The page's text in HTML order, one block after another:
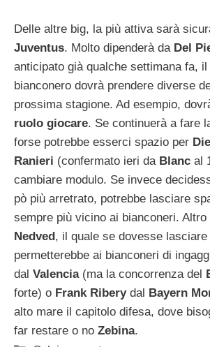
Delle altre big, la più attiva sarà
Juventus. Molto dipenderà da Del
anticipato già qualche settimana fa,
bianconero dovrà prendere diverse
prossima stagione. Ad esempio,
ruolo giocare. Se continuerà a fare
forse potrebbe esserci spazio per
Ranieri (confermato ieri da Blanc al
cambiare modulo. Se invece
pò più arretrato, potrebbe lasciare
sempre più vicino ai bianconeri.
Nedved, il quale se dovesse
permetterebbe ai bianconeri di
dal Valencia (ma la concorrenza del
forte) o Frank Riberydal Bayern
alto mare il capitolo difesa, dove
far restare o no Zebina.